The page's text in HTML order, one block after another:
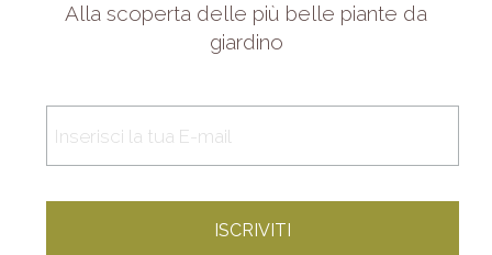
Alla scoperta delle più belle piante da
giardino